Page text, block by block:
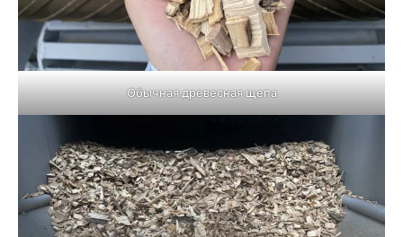
Обычная древесная щепа